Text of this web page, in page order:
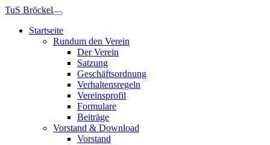
TuS Bröckel
Startseite
Rundum den Verein
Der Verein
Satzung
Geschäftsordnung
Verhaltensregeln
Vereinsprofil
Formulare
Beiträge
Vorstand & Download
Vorstand